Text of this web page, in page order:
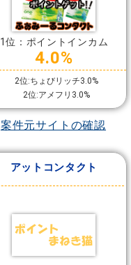
1位：ポイントインカム
4.0%
2位:ちょびリッチ3.0%
2位:アメフリ3.0%
案件元サイトの確認
アットコンタクト